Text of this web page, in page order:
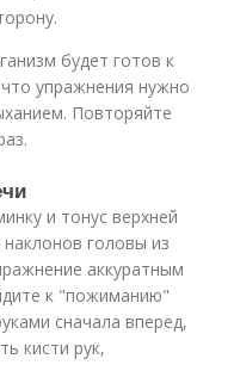
будет готов к
упражнения нужно
Повторяйте
и тонус верхней
головы из
аккуратным
к "пожиманию"
сначала вперед,
кисти рук,